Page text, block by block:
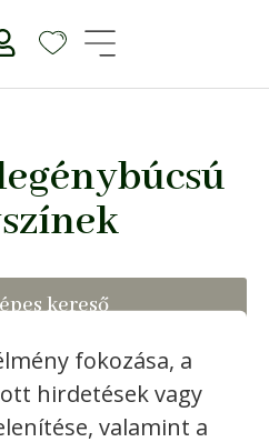
fokozása, a
hirdetések vagy
valamint a
kereső
Szűrők